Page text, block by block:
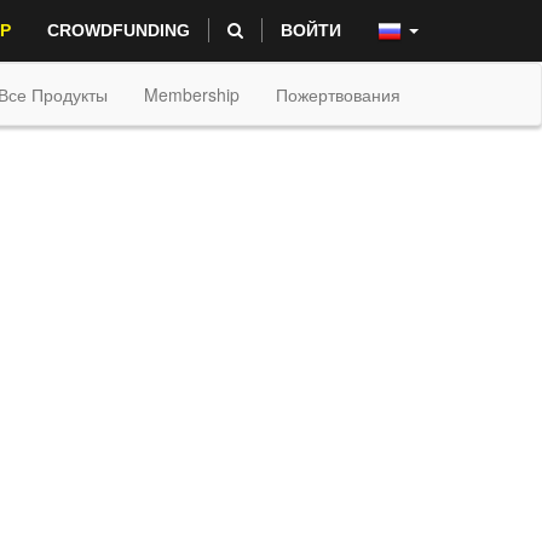
CROWDFUNDING ВОЙТИ
Продукты Membership Пожертвования